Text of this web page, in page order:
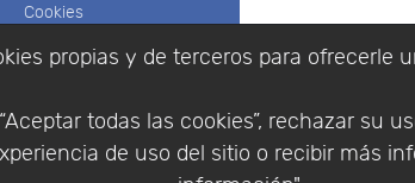
propias y de terceros para ofrecerle
todas las cookies”, rechazar su
de uso del sitio o recibir más
Cookies
Privacidad
de compra
Identificarse
|Política de
© Copyright